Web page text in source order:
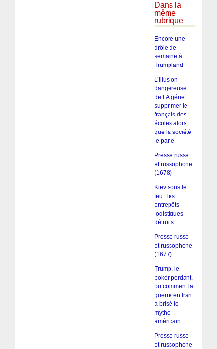
Dans la
même
rubrique
Encore une
drôle de
semaine à
Trumpland
L’illusion
dangereuse
de l’Algérie :
supprimer le
français des
écoles alors
que la société
le parle
Presse russe
et russophone
(1678)
Kiev sous le
feu : les
entrepôts
logistiques
détruits
Presse russe
et russophone
(1677)
Trump, le
poker perdant,
ou comment la
guerre en Iran
a brisé le
mythe
américain
Presse russe
et russophone